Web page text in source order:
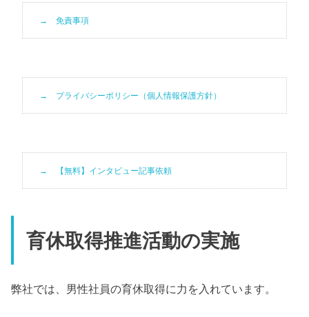
免責事項
プライバシーポリシー（個人情報保護方針）
【無料】インタビュー記事依頼
育休取得推進活動の実施
弊社では、男性社員の育休取得に力を入れています。